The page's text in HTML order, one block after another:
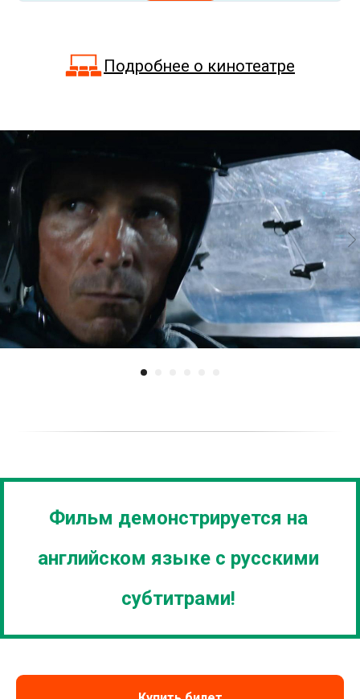
Подробнее о кинотеатре
Фильм демонстрируется на
английском языке с русскими
субтитрами!